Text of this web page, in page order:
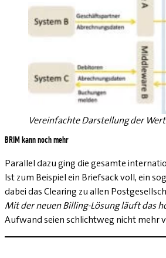
Vereinfachte Darstellung der
BRIM kann noch mehr
Parallel dazu ging die gesamte
Ist zum Beispiel ein Briefsack voll, ein
dabei das Clearing zu allen
Mit der neuen Billing-Lösung läuft das
Aufwand seien schlichtweg nicht mehr